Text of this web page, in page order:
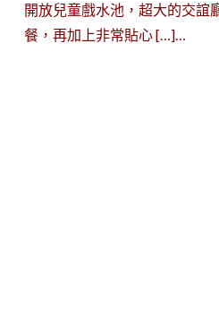
開放兒童戲水池，超大的交誼
餐，再加上非常貼心 […]…